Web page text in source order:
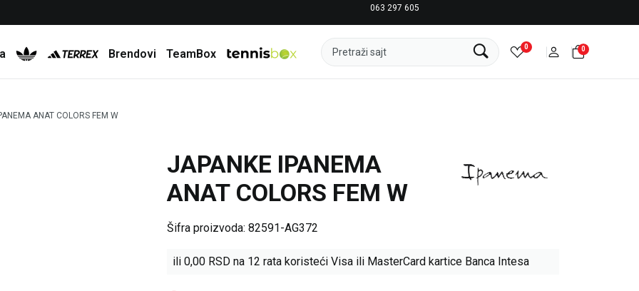
063 297 605
Brendovi TeamBox Pretraži sajt 0 0
ANAT COLORS FEM W
JAPANKE IPANEMA
ANAT COLORS FEM W
Šifra proizvoda: 82591-AG372
ili 0,00 RSD na 12 rata koristeći Visa ili MasterCard kartice Banca Intesa